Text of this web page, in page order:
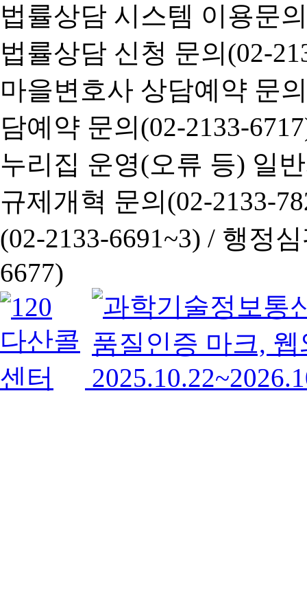
법률상담 시스템 이용문
법률상담 신청 문의(02-
마을변호사 상담예약 문
담예약 문의(02-2133-
누리집 운영(오류 등) 일
규제개혁 문의(02-2133-
(02-2133-6691~3) / 행정심
6677)